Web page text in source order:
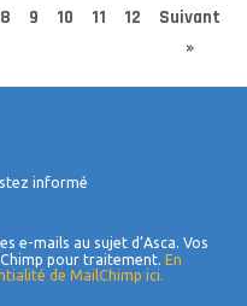
8 9 10 11 12
Suivant
»
informé
e-mails au sujet d’Asca. Vos
pour traitement. En
de MailChimp ici.